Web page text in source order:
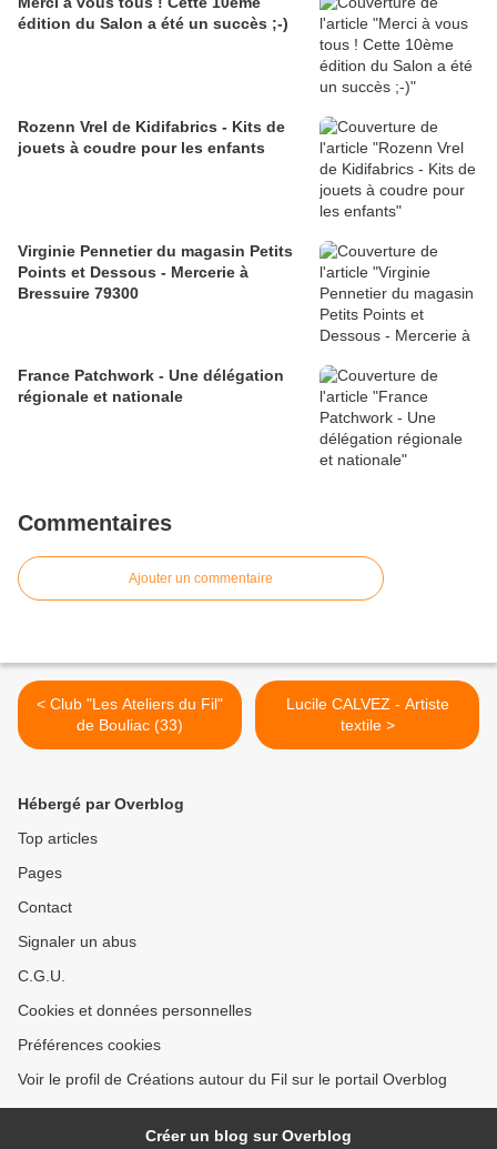
édition du Salon a été un succès ;-)
Rozenn Vrel de Kidifabrics - Kits de
jouets à coudre pour les enfants
Virginie Pennetier du magasin Petits
Points et Dessous - Mercerie à
Bressuire 79300
France Patchwork - Une délégation
régionale et nationale
Commentaires
Ajouter un commentaire
< Club "Les Ateliers du Fil"
de Bouliac (33)
Lucile CALVEZ - Artiste
textile >
Hébergé par Overblog
Top articles
Pages
Contact
Signaler un abus
C.G.U.
Cookies et données personnelles
Préférences cookies
Voir le profil de Créations autour du Fil sur le portail Overblog
Créer un blog sur Overblog